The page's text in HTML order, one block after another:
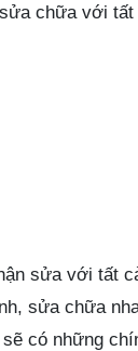
chữa với
sửa với tất
sửa chữa
có những